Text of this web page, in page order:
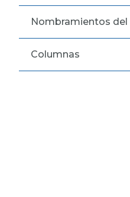
Nombramientos del
Columnas